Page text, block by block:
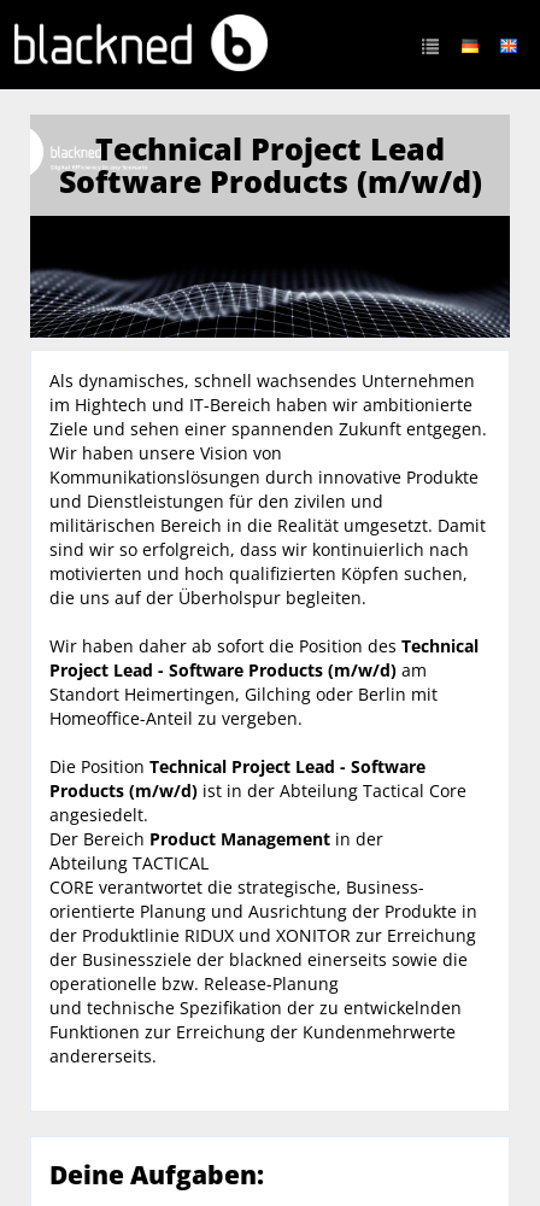
Technical Project Lead
Software Products (m/w/d)
Als dynamisches, schnell wachsendes Unternehmen
im Hightech und IT-Bereich haben wir ambitionierte
Ziele und sehen einer spannenden Zukunft entgegen.
Wir haben unsere Vision von
Kommunikationslösungen durch innovative Produkte
und Dienstleistungen für den zivilen und
militärischen Bereich in die Realität umgesetzt. Damit
sind wir so erfolgreich, dass wir kontinuierlich nach
motivierten und hoch qualifizierten Köpfen suchen,
die uns auf der Überholspur begleiten.
Wir haben daher ab sofort die Position des Technical
Project Lead - Software Products (m/w/d) am
Standort Heimertingen, Gilching oder Berlin mit
Homeoffice-Anteil zu vergeben.
Die Position Technical Project Lead - Software
Products (m/w/d) ist in der Abteilung Tactical Core
angesiedelt.
Der Bereich Product Management in der
Abteilung TACTICAL
CORE verantwortet die strategische, Business-
orientierte Planung und Ausrichtung der Produkte in
der Produktlinie RIDUX und XONITOR zur Erreichung
der Businessziele der blackned einerseits sowie die
operationelle bzw. Release-Planung
und technische Spezifikation der zu entwickelnden
Funktionen zur Erreichung der Kundenmehrwerte
andererseits.
Deine Aufgaben: